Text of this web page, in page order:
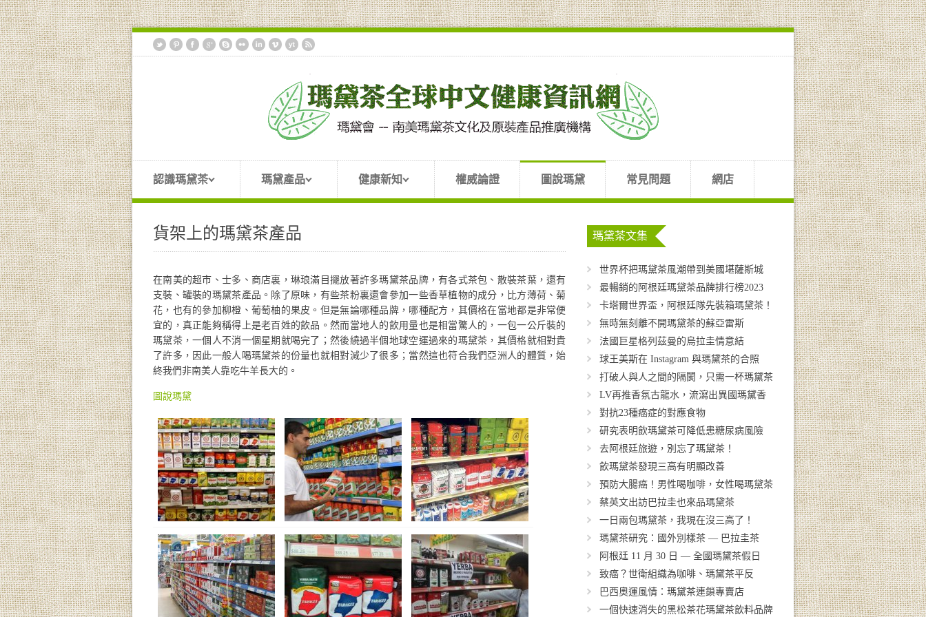
認識瑪黛茶 瑪黛產品 健康新知 權威論證 圖說瑪黛 常見問題 網店
貨架上的瑪黛茶產品
在南美的超市、士多、商店裏，琳琅滿目擺放著許多瑪黛茶品牌，有各式茶包、散裝茶葉，還有
支裝、罐裝的瑪黛茶產品。除了原味，有些茶粉裏還會參加一些香草植物的成分，比方薄荷、菊
花，也有的參加柳橙、葡萄柚的果皮。但是無論哪種品牌，哪種配方，其價格在當地都是非常便
宜的，真正能夠稱得上是老百姓的飲品。然而當地人的飲用量也是相當驚人的，一包一公斤裝的
瑪黛茶，一個人不消一個星期就喝完了；然後繞過半個地球空運過來的瑪黛茶，其價格就相對貴
了許多，因此一般人喝瑪黛茶的份量也就相對減少了很多；當然這也符合我們亞洲人的體質，始
終我們非南美人靠吃牛羊長大的。
圖說瑪黛
瑪黛茶文集
世界杯把瑪黛茶風潮帶到美國堪薩斯城
最暢銷的阿根廷瑪黛茶品牌排行榜2023
卡塔爾世界盃，阿根廷隊先裝箱瑪黛茶！
無時無刻離不開瑪黛茶的蘇亞雷斯
法國巨星格列茲曼的烏拉圭情意結
球王美斯在 Instagram 與瑪黛茶的合照
打破人與人之間的隔閡，只需一杯瑪黛茶
LV再推香氛古龍水，流瀉出異國瑪黛香
對抗23種癌症的對應食物
研究表明飲瑪黛茶可降低患糖尿病風險
去阿根廷旅遊，別忘了瑪黛茶！
飲瑪黛茶發現三高有明顯改善
預防大腸癌！男性喝咖啡，女性喝瑪黛茶
蔡英文出訪巴拉圭也來品瑪黛茶
一日兩包瑪黛茶，我現在沒三高了！
瑪黛茶研究：國外別樣茶 — 巴拉圭茶
阿根廷 11 月 30 日 — 全國瑪黛茶假日
致癌？世衛組織為咖啡、瑪黛茶平反
巴西奧運風情：瑪黛茶連鎖專賣店
一個快速消失的黑松茶花瑪黛茶飲料品牌